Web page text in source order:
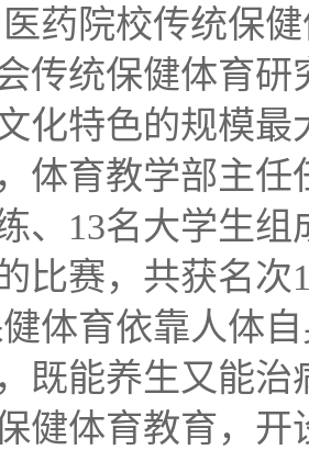
药院校传统保
传统保健体育
化特色的规模
体育教学部主
、 13名大学生
比赛，共获名次
体育依靠人体
既能养生又能
健体育教育，